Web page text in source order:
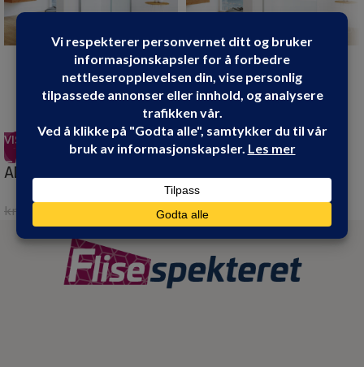
-7%
VIS PRODUKT
AD DUSJHJØRNE KROM
kr
-10%
VIS PRODUKT
AD DUSJVEGG RETT
KROM 80X200
kr2,099.00